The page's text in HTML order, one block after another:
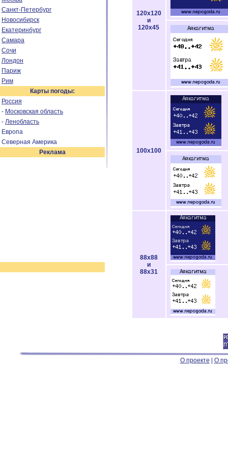
Санкт-Петербург
Новосибирск
Екатеринбург
Самара
Сочи
Лондон
Париж
Рим
Карты погоды:
Россия
- Московская область
- Ленобласть
Европа
Северная Америка
Реклама
120x120
и
120x45
100x100
88x88
и
88x31
О проекте О